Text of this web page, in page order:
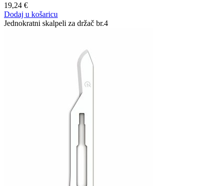
19,24 €
Dodaj u košaricu
Jednokratni skalpeli za držač br.4